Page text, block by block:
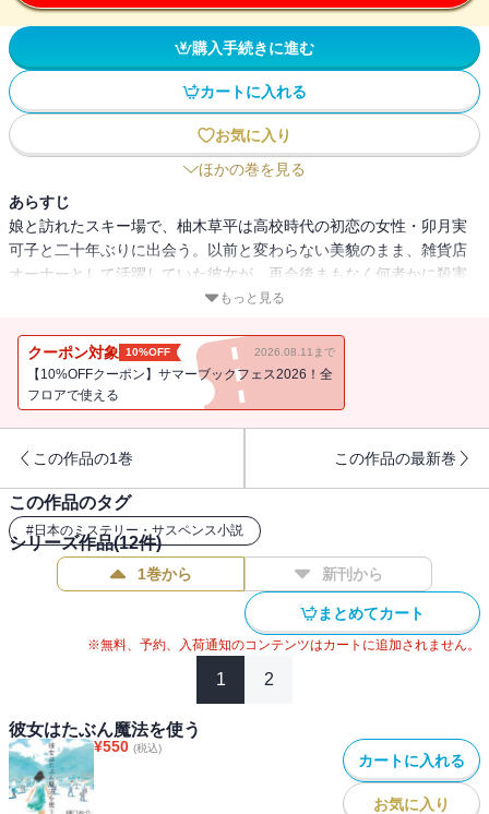
購入手続きに進む
カートに入れる
お気に入り
ほかの巻を見る
あらすじ
娘と訪れたスキー場で、柚木草平は高校時代の初恋の女性・卯月実
可子と二十年ぶりに出会う。以前と変わらない美貌のまま、雑貨店
オーナーとして活躍していた彼女が、再会後まもなく何者かに殺害
される。実可子の姪から事件の調査を依頼された柚木は、高校の同
とともに、次第に明らかになる事件の真相。青春のほろ苦さと、初
恋の切なさが秀逸な“38歳”の青春私立探偵シリーズ第２弾。
もっと見る
クーポン対象 10%OFF 2026.08.11まで
【10%OFFクーポン】サマーブックフェス2026！全
フロアで使える
この作品の1巻 この作品の最新巻
この作品のタグ
#日本のミステリー・サスペンス小説
シリーズ作品(12件)
1巻から 新刊から
まとめてカート
※無料、予約、入荷通知のコンテンツはカートに追加されません。
1 2
彼女はたぶん魔法を使う
¥550 (税込)
カートに入れる
お気に入り